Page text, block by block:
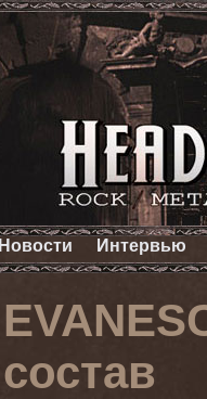
Новости Интервью
состав